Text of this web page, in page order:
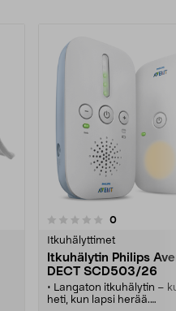
0arvostelut
Itkuhälyttimet
Itkuhälytin Philips
DECT SCD503/26
• Langaton itkuhälytin –
heti, kun lapsi herää.